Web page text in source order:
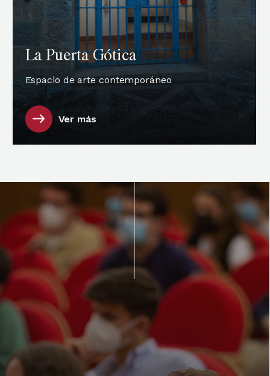
La Puerta Gótica
Espacio de arte contemporáneo
Ver más